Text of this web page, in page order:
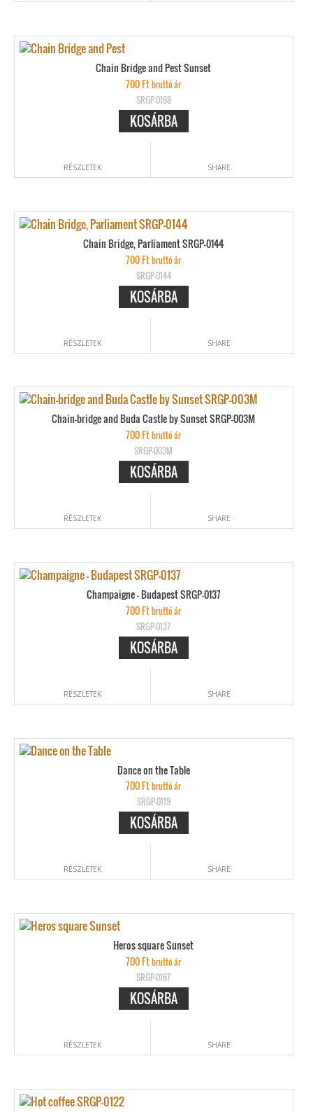
Chain Bridge and Pest Sunset
700Ftbruttó ár
SRGP-0168
KOSÁRBA
RÉSZLETEK SHARE
Chain Bridge, Parliament SRGP-0144
700Ftbruttó ár
SRGP-0144
KOSÁRBA
RÉSZLETEK SHARE
Chain-bridge and Buda Castle by Sunset SRGP-003M
700Ftbruttó ár
SRGP-003M
KOSÁRBA
RÉSZLETEK SHARE
Champaigne – Budapest SRGP-0137
700Ftbruttó ár
SRGP-0137
KOSÁRBA
RÉSZLETEK SHARE
Dance on the Table
700Ft bruttó ár
SRGP-0119
KOSÁRBA
RÉSZLETEK SHARE
Heros square Sunset
700Ftbruttó ár
SRGP-0167
KOSÁRBA
RÉSZLETEK SHARE